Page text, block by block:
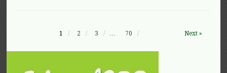
1 2 3 … 70 Next »